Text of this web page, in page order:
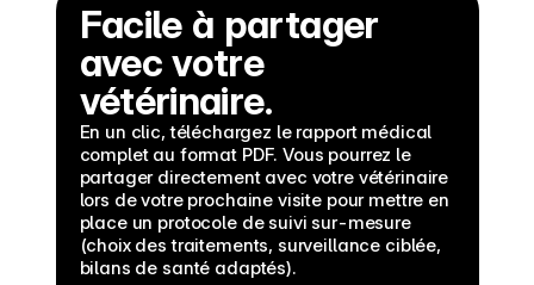
Facile à partager
avec votre
vétérinaire.
En un clic, téléchargez le rapport médical
complet au format PDF. Vous pourrez le
partager directement avec votre vétérinaire
lors de votre prochaine visite pour mettre en
place un protocole de suivi sur-mesure
(choix des traitements, surveillance ciblée,
bilans de santé adaptés).